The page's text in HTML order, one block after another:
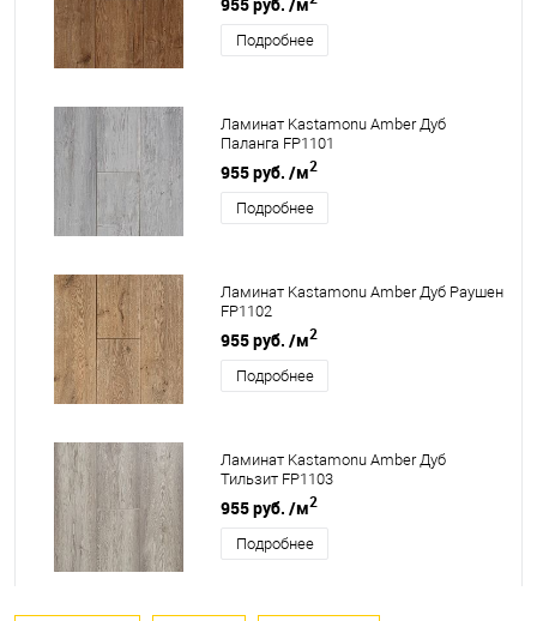
Подробнее
Ламинат Kastamonu Amber Дуб
Паланга FP1101
955 руб. /м2
Подробнее
Ламинат Kastamonu Amber Дуб Раушен
FP1102
955 руб. /м2
Подробнее
Ламинат Kastamonu Amber Дуб
Тильзит FP1103
955 руб. /м2
Подробнее